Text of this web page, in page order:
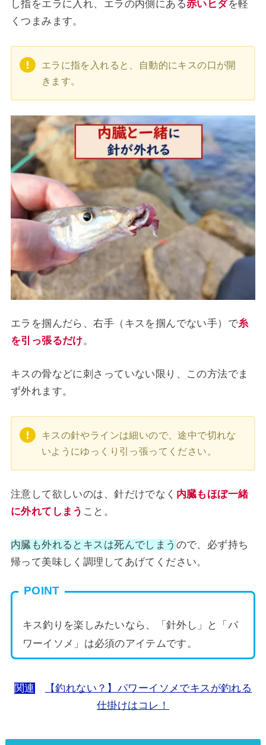
し指をエラに入れ、エラの内側にある赤いヒダを軽
くつまみます。
エラに指を入れると、自動的にキスの口が開
きます。
エラを掴んだら、右手（キスを掴んでない手）で糸
を引っ張るだけ。
キスの骨などに刺さっていない限り、この方法でま
ず外れます。
キスの針やラインは細いので、途中で切れな
いようにゆっくり引っ張ってください。
注意して欲しいのは、針だけでなく 内臓もほぼ一緒
に外れてしまう こと。
内臓も外れるとキスは死んでしまう ので、必ず持ち
帰って美味しく調理してあげてください。
POINT
キス釣りを楽しみたいなら、「針外し」と「パ
ワーイソメ」は必須のアイテムです。
関連
【釣れない？】パワーイソメでキスが釣れる
仕掛けはコレ！